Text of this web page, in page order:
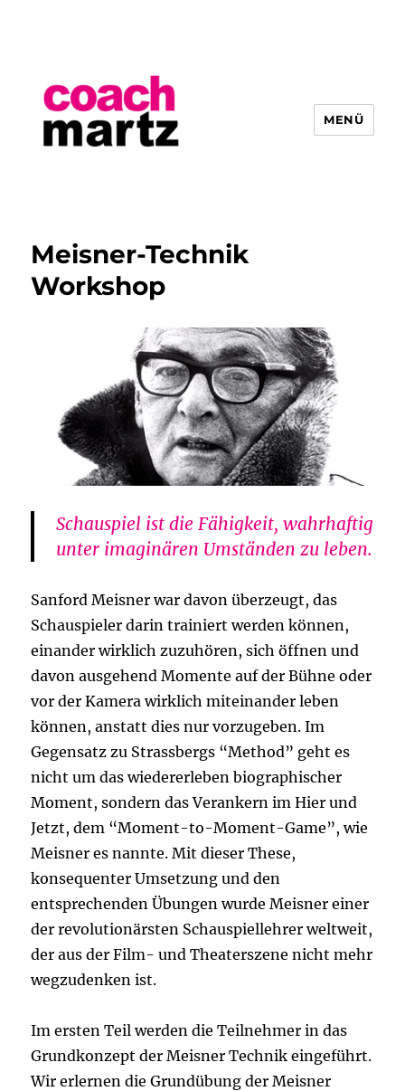
MENÜ
Meisner-Technik
Workshop
Schauspiel ist die Fähigkeit, wahrhaftig
unter imaginären Umständen zu leben.
Sanford Meisner war davon überzeugt, das
Schauspieler darin trainiert werden können,
einander wirklich zuzuhören, sich öffnen und
davon ausgehend Momente auf der Bühne oder
vor der Kamera wirklich miteinander leben
können, anstatt dies nur vorzugeben. Im
Gegensatz zu Strassbergs “Method” geht es
nicht um das wiedererleben biographischer
Moment, sondern das Verankern im Hier und
Jetzt, dem “Moment-to-Moment-Game”, wie
Meisner es nannte. Mit dieser These,
konsequenter Umsetzung und den
entsprechenden Übungen wurde Meisner einer
der revolutionärsten Schauspiellehrer weltweit,
der aus der Film- und Theaterszene nicht mehr
wegzudenken ist.
Im ersten Teil werden die Teilnehmer in das
Grundkonzept der Meisner Technik eingeführt.
Wir erlernen die Grundübung der Meisner